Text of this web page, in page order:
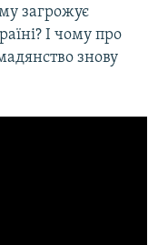
загрожує
І чому про
знову